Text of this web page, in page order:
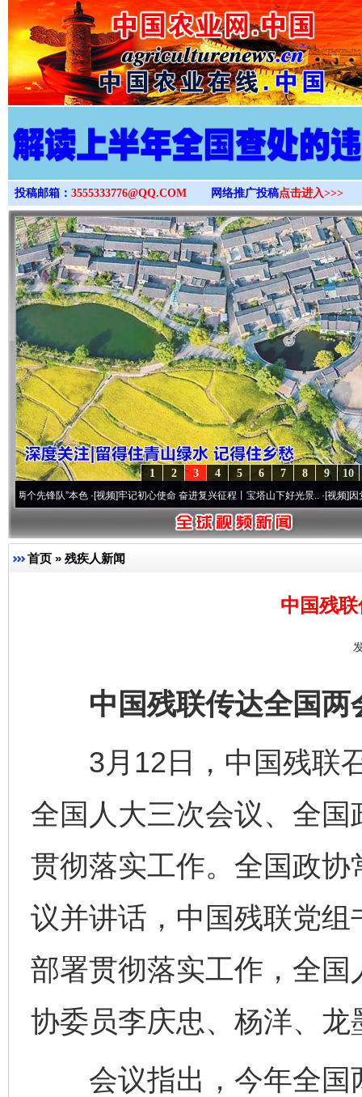
>
投稿邮箱： 3555333776@QQ.COM 网络推广投稿点击进入>>>
10
9
8
7
6
5
4
3
2
1
锋队”本色·[视频]牢记初心使命 奋进复兴征程丨宝塔山下好光景..·[视频]因党而生
首页 » 残疾人新闻
中国残
中国残联传达全国两
3月12日，中国残联召
全国人大三次会议、全
贯彻落实工作。全国政
议并讲话，中国残联党
部署贯彻落实工作，全
协委员李庆忠、杨洋、
会议指出，今年全国两